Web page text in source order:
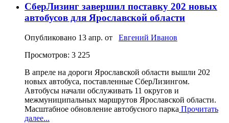
СберЛизинг завершил поставку 202 новых
автобусов для Ярославской области
Опубликовано 13 апр. от Евгений Иванов
Просмотров: 3 225
В апреле на дороги Ярославской области вышли 202
новых автобуса, поставленные СберЛизингом.
Автобусы начали обслуживать 11 округов и
межмуниципальных маршрутов Ярославской области.
Масштабное обновление автобусного парка Прочитать
далее...